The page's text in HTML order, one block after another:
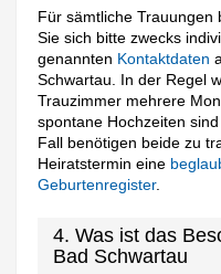
Für sämtliche Trauungen
Sie sich bitte zwecks
genannten Kontaktdaten
Schwartau. In der Regel
Trauzimmer mehrere
spontane Hochzeiten
Fall benötigen beide zu
Heiratstermin eine
Geburtenregister.
4. Was ist das
Bad Schwartau